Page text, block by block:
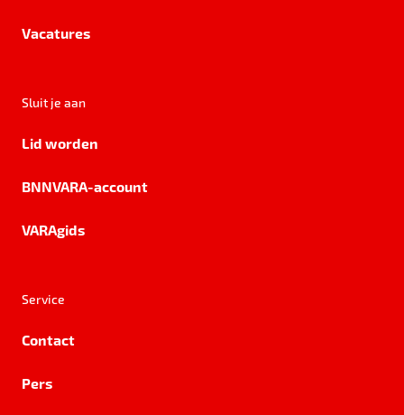
Vacatures
Sluit je aan
Lid worden
BNNVARA-account
VARAgids
Service
Contact
Pers